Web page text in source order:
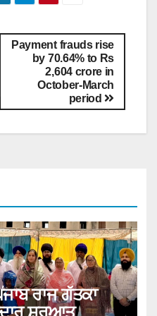
Payment frauds rise
by 70.64% to Rs
2,604 crore in
October-March
period
ਰਾਜ ਗੱਤਕਾ